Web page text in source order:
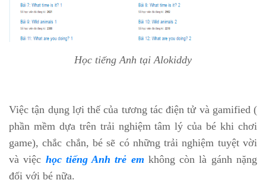
Học tiếng Anh tại Alokiddy
Việc tận dụng lợi thế của tương tác điện tử và gamified (
phần mềm dựa trên trải nghiệm tâm lý của bé khi chơi
game), chắc chắn, bé sẽ có những trải nghiệm tuyệt vời
và việc học tiếng Anh trẻ em không còn là gánh nặng
đối với bé nữa.